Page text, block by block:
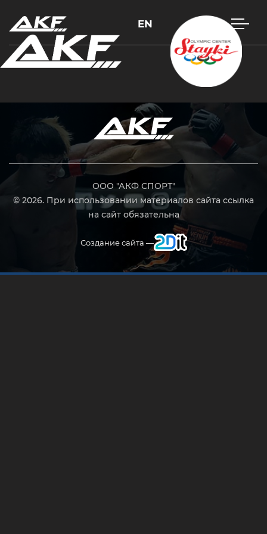
EN
ООО "АКФ СПОРТ"
© 2026. При использовании материалов сайта ссылка
на сайт обязательна
Создание сайта —
Нажмите Enter для поиска или Esc, чтобы закрыть